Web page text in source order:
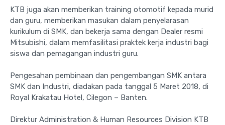
KTB juga akan memberikan training otomotif kepada murid
dan guru, memberikan masukan dalam penyelarasan
kurikulum di SMK, dan bekerja sama dengan Dealer resmi
Mitsubishi, dalam memfasilitasi praktek kerja industri bagi
siswa dan pemagangan industri guru.
Pengesahan pembinaan dan pengembangan SMK antara
SMK dan Industri, diadakan pada tanggal 5 Maret 2018, di
Royal Krakatau Hotel, Cilegon – Banten.
Direktur Administration & Human Resources Division KTB